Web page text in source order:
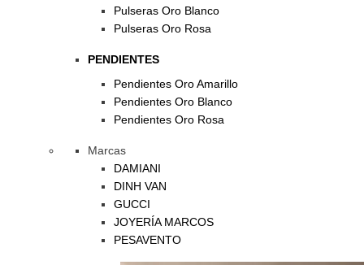
Pulseras Oro Blanco
Pulseras Oro Rosa
PENDIENTES
Pendientes Oro Amarillo
Pendientes Oro Blanco
Pendientes Oro Rosa
Marcas
DAMIANI
DINH VAN
GUCCI
JOYERÍA MARCOS
PESAVENTO